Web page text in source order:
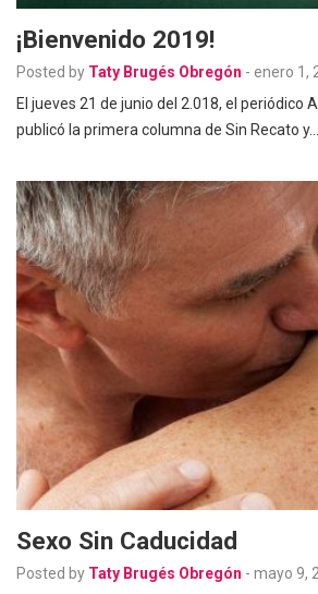
¡Bienvenido 2019!
Posted by Taty Brugés Obregón - enero 1,
El jueves 21 de junio del 2.018, el periódico
publicó la primera columna de Sin Recato y…
Sexo Sin Caducidad
Posted by Taty Brugés Obregón - mayo 9,